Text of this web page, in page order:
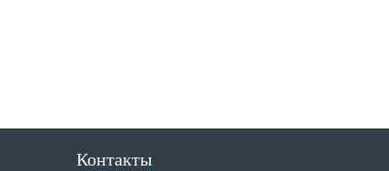
Контакты